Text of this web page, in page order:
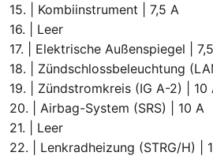
15. | Kombiinstrument | 7,5 A
16. | Leer
17. | Elektrische Außenspiegel |
18. | Zündschlossbeleuchtung
19. | Zündstromkreis (IG A-2) | 10
20. | Airbag-System (SRS) | 10 A
21. | Leer
22. | Lenkradheizung (STRG/H) |